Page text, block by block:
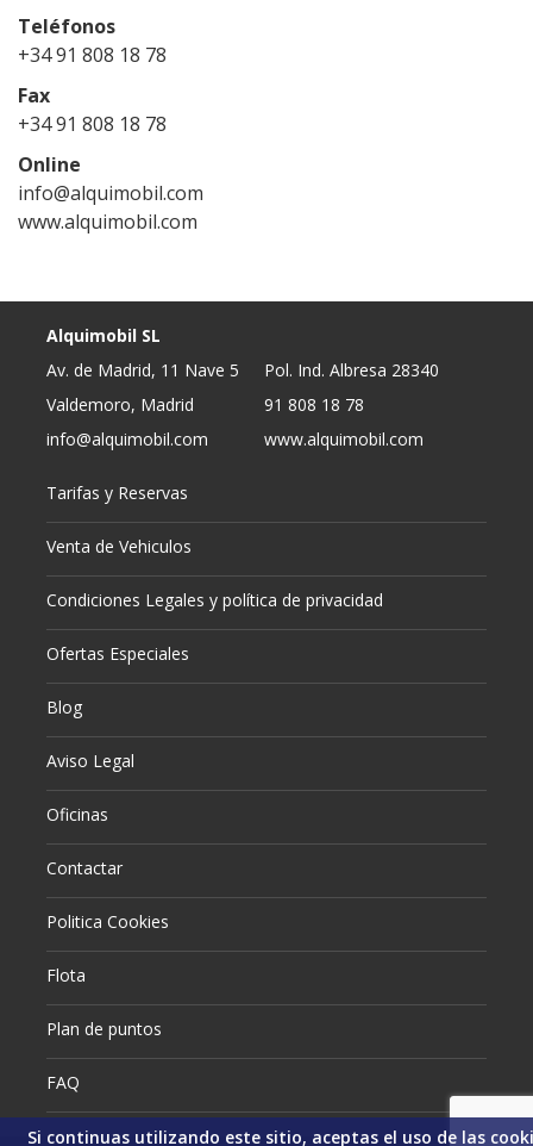
Teléfonos
+34 91 808 18 78
Fax
+34 91 808 18 78
Online
info@alquimobil.com
www.alquimobil.com
Alquimobil SL
Av. de Madrid, 11 Nave 5
Pol. Ind. Albresa 28340
Valdemoro, Madrid
91 808 18 78
info@alquimobil.com
www.alquimobil.com
Tarifas y Reservas
Venta de Vehiculos
Condiciones Legales y política de privacidad
Ofertas Especiales
Blog
Aviso Legal
Oficinas
Contactar
Politica Cookies
Flota
Plan de puntos
FAQ
Si continuas utilizando este sitio, aceptas el uso de las